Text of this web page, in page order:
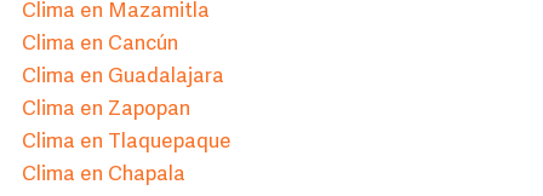
Clima en Mazamitla
Clima en Cancún
Clima en Guadalajara
Clima en Zapopan
Clima en Tlaquepaque
Clima en Chapala